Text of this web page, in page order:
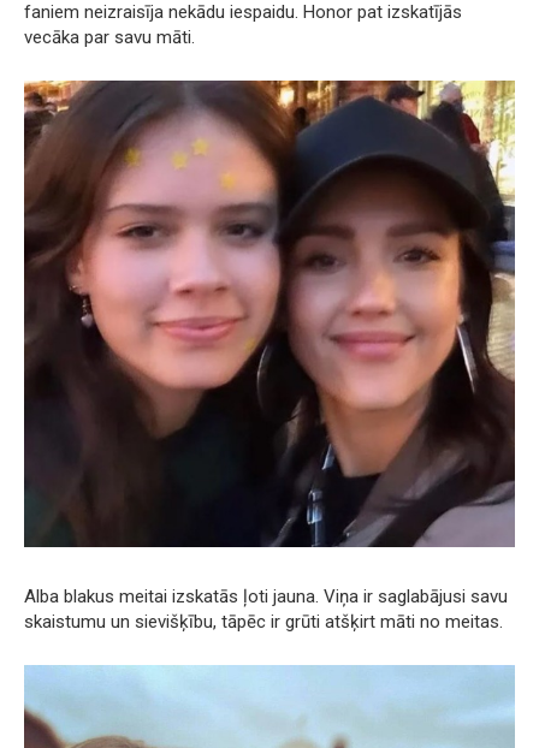
faniem neizraisīja nekādu iespaidu. Honor pat izskatījās
vecāka par savu māti.
Alba blakus meitai izskatās ļoti jauna. Viņa ir saglabājusi savu
skaistumu un sievišķību, tāpēc ir grūti atšķirt māti no meitas.